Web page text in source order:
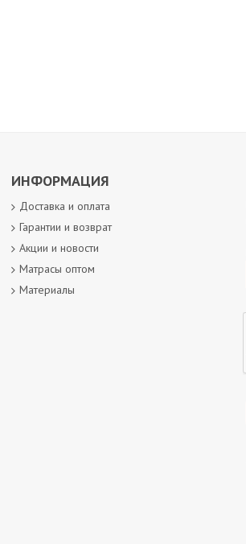
ИНФОРМАЦИЯ
Доставка и оплата
Гарантии и возврат
Акции и новости
Матрасы оптом
Материалы